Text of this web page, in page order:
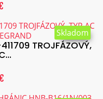
TROJFÁZOVÝ,
Skladom